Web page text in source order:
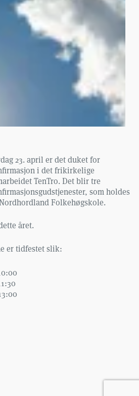
23. april er det duket for
i det frikirkelige
TenTro. Det blir tre
som holdes
Folkehøgskole.
året.
er tidfestet slik: